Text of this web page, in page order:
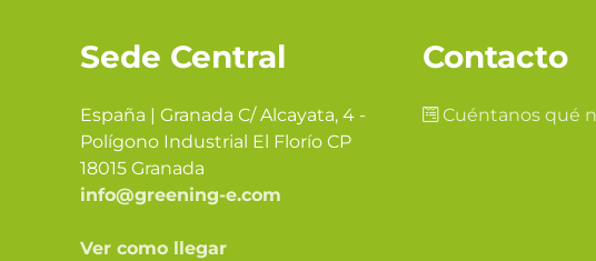
Sede Central
España | Granada C/ Alcayata, 4 -
Polígono Industrial El Florío CP
18015 Granada
info@greening-e.com
Ver como llegar
Contacto
Cuéntanos qué